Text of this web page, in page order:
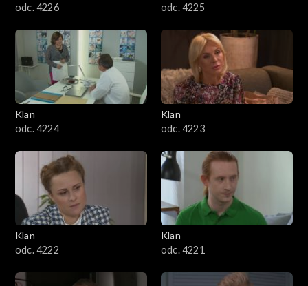
odc. 4226
odc. 4225
Klan
odc. 4224
Klan
odc. 4223
Klan
odc. 4222
Klan
odc. 4221